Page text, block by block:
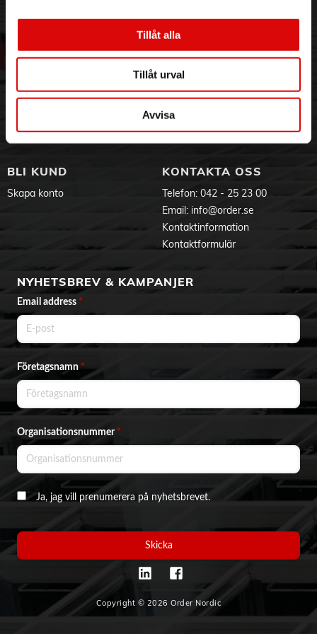
Tillåt alla
Tillåt urval
Avvisa
Bredd: 276 mm
Vår historia
Jobba hos oss
Varumärken
Vanliga frågor
Service & Support
Godsefterlysning & Felleverans
Integritetspolicy
Om cookies
BLI KUND
Skapa konto
KONTAKTA OSS
Telefon: 042 - 25 23 00
Email: info@order.se
Kontaktinformation
Kontaktformulär
NYHETSBREV & KAMPANJER
Email address *
Företagsnamn*
Organisationsnummer *
Ja, jag vill prenumerera på nyhetsbrevet.
Skicka
Copyright © 2026 Order Nordic